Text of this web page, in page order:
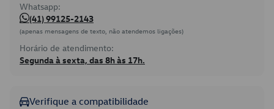
Whatsapp:
(41) 99125-2143
(apenas mensagens de texto, não atendemos ligações)
Horário de atendimento:
Segunda à sexta, das 8h às 17h.
Verifique a compatibilidade